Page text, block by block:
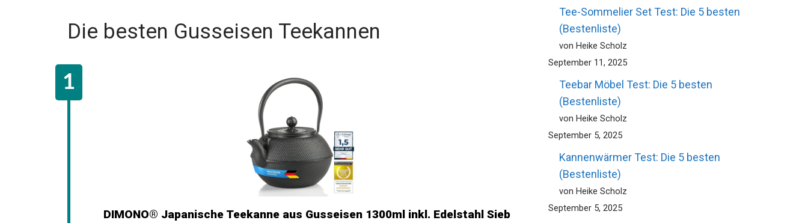
Die besten Gusseisen Teekannen
DIMONO® Japanische Teekanne aus Gusseisen 1300ml inkl. Edelstahl Sieb
Tee-Sommelier Set Test: Die 5 besten
(Bestenliste)
von Heike Scholz
September 11, 2025
Teebar Möbel Test: Die 5 besten
(Bestenliste)
von Heike Scholz
September 5, 2025
Kannenwärmer Test: Die 5 besten
(Bestenliste)
von Heike Scholz
September 5, 2025